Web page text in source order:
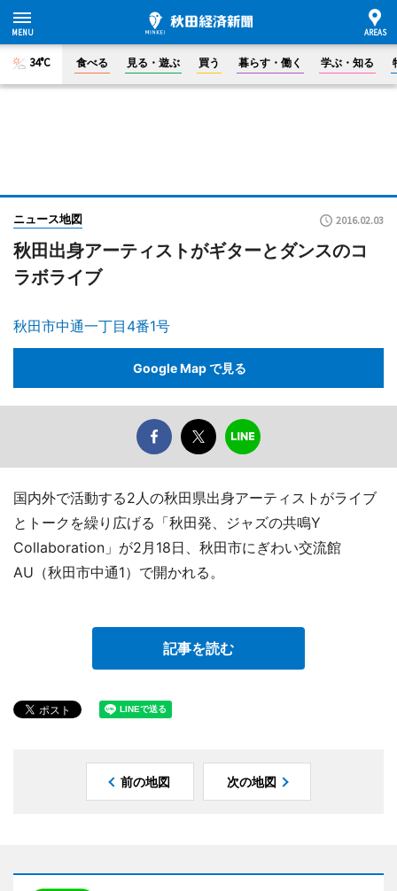
34°C 食べる 見る・遊ぶ 買う 暮らす・働く 学ぶ・知る
ニュース地図 2016.02.03
秋田出身アーティストがギターとダンスのコ
ラボライブ
秋田市中通一丁目4番1号
Google Map で見る
国内外で活動する2人の秋田県出身アーティストがライブ
とトークを繰り広げる「秋田発、ジャズの共鳴Y
Collaboration」が2月18日、秋田市にぎわい交流館
AU（秋田市中通1）で開かれる。
記事を読む
前の地図 次の地図